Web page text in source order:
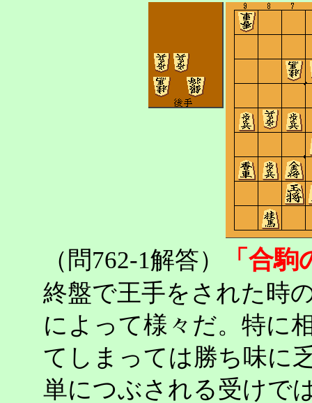
（問762-1解答） 「合
終盤で王手をされた時
によって様々だ。特に
てしまっては勝ち味に
単につぶされる受けで